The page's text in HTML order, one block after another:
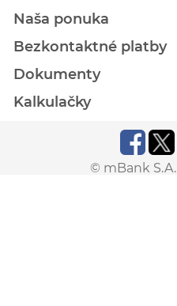
Naša ponuka
Bezkontaktné platby
Dokumenty
Kalkulačky
© mBank